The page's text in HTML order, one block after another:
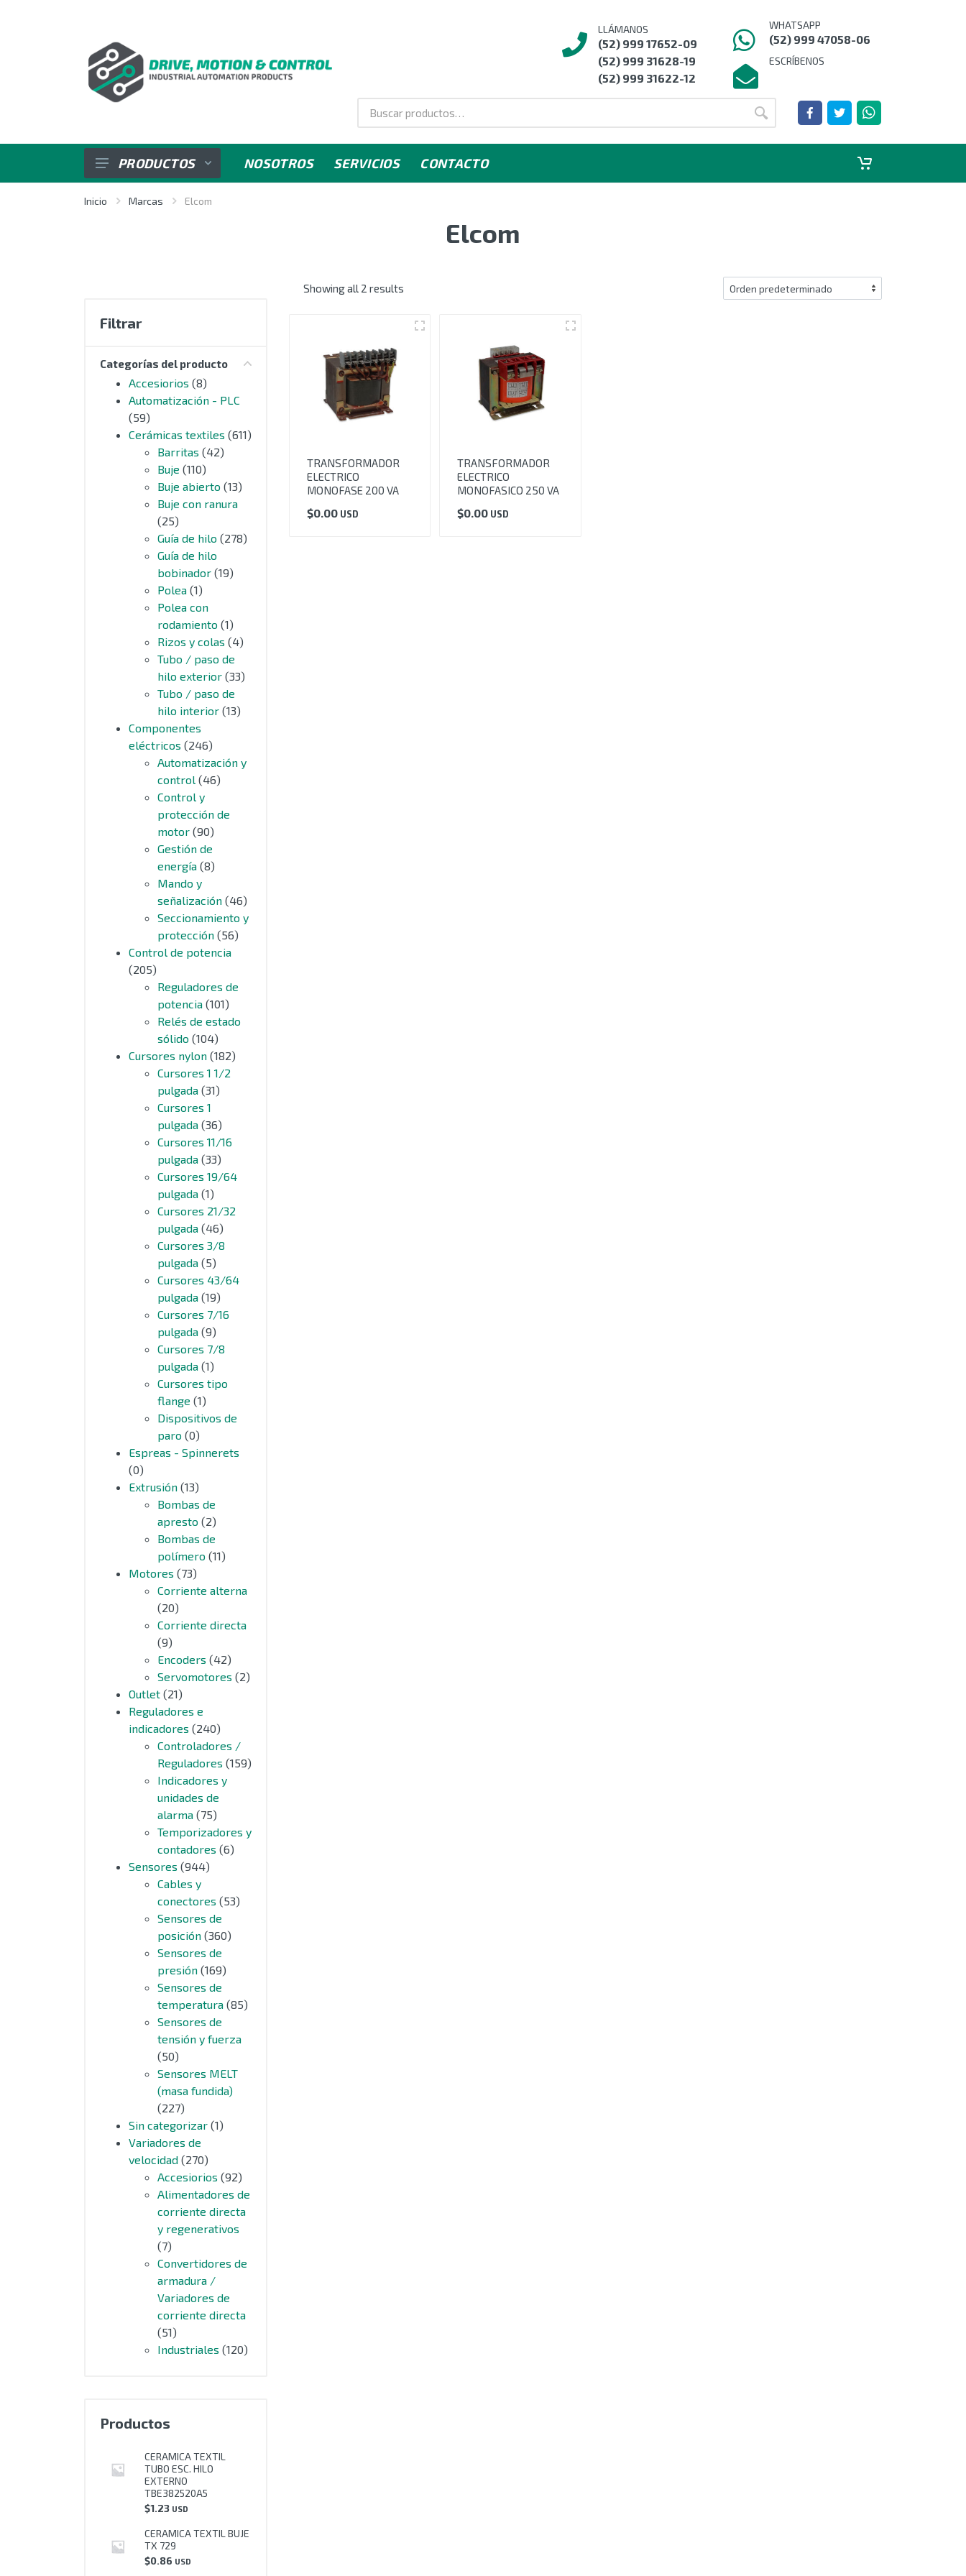
LLÁMANOS
(52) 999 17652-09
(52) 999 31628-19
(52) 999 31622-12
WHATSAPP
(52) 999 47058-06
ESCRÍBENOS
SENSORES
EXTRUSIÓN
COMPONENTES ELÉCTRICOS
CURSORES NYLON
CERÁMICAS TEXTILES
AUTOMATIZACIÓN - PLC
ACCESIORIOS
SIN CATEGORIZAR
PRODUCTOS NOSOTROS SERVICIOS CONTACTO
Inicio Marcas Elcom
Elcom
Filtrar
Categorías del producto
Accesiorios (8)
Automatización - PLC
(59)
Cerámicas textiles (611)
Barritas (42)
Buje (110)
Buje abierto (13)
Buje con ranura
(25)
Guía de hilo (278)
Guía de hilo
bobinador (19)
Polea (1)
Polea con
rodamiento (1)
Rizos y colas (4)
Tubo / paso de
hilo exterior (33)
Tubo / paso de
hilo interior (13)
Componentes
eléctricos (246)
Automatización y
control (46)
Control y
protección de
motor (90)
Gestión de
energía (8)
Mando y
señalización (46)
Seccionamiento y
protección (56)
Control de potencia
(205)
Reguladores de
potencia (101)
Relés de estado
sólido (104)
Cursores nylon (182)
Cursores 1 1/2
pulgada (31)
Cursores 1
pulgada (36)
Cursores 11/16
pulgada (33)
Cursores 19/64
pulgada (1)
Cursores 21/32
pulgada (46)
Cursores 3/8
pulgada (5)
Cursores 43/64
pulgada (19)
Cursores 7/16
pulgada (9)
Cursores 7/8
pulgada (1)
Cursores tipo
flange (1)
Dispositivos de
paro (0)
Espreas - Spinnerets
(0)
Extrusión (13)
Bombas de
apresto (2)
Bombas de
polímero (11)
Motores (73)
Corriente alterna
(20)
Corriente directa
(9)
Encoders (42)
Servomotores (2)
Outlet (21)
Reguladores e
indicadores (240)
Controladores /
Reguladores (159)
Indicadores y
unidades de
alarma (75)
Temporizadores y
contadores (6)
Sensores (944)
Cables y
conectores (53)
Sensores de
posición (360)
Sensores de
presión (169)
Sensores de
temperatura (85)
Sensores de
tensión y fuerza
(50)
Sensores MELT
(masa fundida)
(227)
Sin categorizar (1)
Variadores de
velocidad (270)
Accesiorios (92)
Alimentadores de
corriente directa
y regenerativos
(7)
Convertidores de
armadura /
Variadores de
corriente directa
(51)
Industriales (120)
Productos
CERAMICA TEXTIL
TUBO ESC. HILO
EXTERNO
TBE382520A5
$1.23 USD
CERAMICA TEXTIL BUJE
TX 729
$0.86 USD
Showing all 2 results
TRANSFORMADOR
ELECTRICO
MONOFASE 200 VA
$0.00 USD
TRANSFORMADOR
ELECTRICO
MONOFASICO 250 VA
$0.00 USD